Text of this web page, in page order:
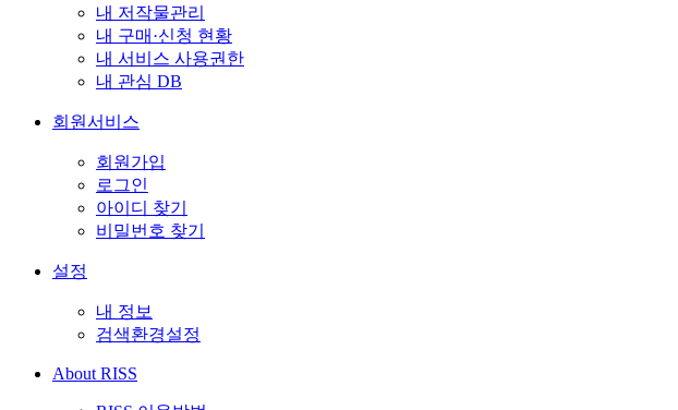
내 저작물관리
내 구매·신청 현황
내 서비스 사용권한
내 관심 DB
회원서비스
회원가입
로그인
아이디 찾기
비밀번호 찾기
설정
내 정보
검색환경설정
About RISS